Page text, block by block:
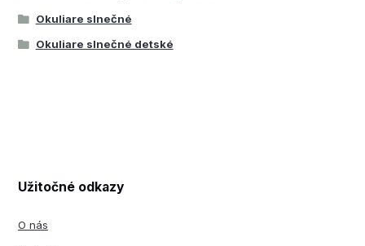
Okuliare slnečné
Okuliare slnečné detské
Užitočné odkazy
O nás